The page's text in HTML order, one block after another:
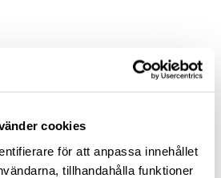
cookies
för att anpassa innehållet
tillhandahålla funktioner